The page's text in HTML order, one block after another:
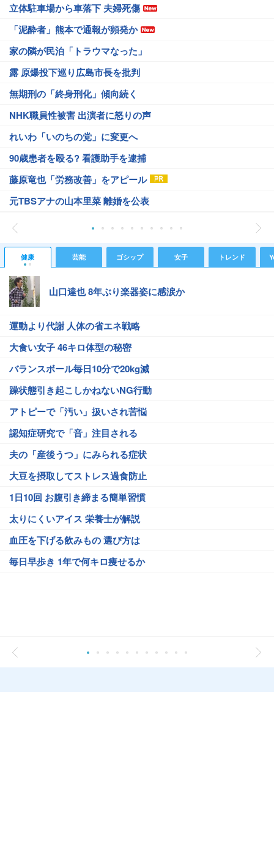
立体駐車場から車落下 夫婦死傷
「泥酔者」熊本で通報が頻発か
家の隣が民泊「トラウマなった」
露 原爆投下巡り広島市長を批判
無期刑の「終身刑化」傾向続く
NHK職員性被害 出演者に怒りの声
れいわ「いのちの党」に変更へ
90歳患者を殴る? 看護助手を逮捕
藤原竜也「労務改善」をアピール
元TBSアナの山本里菜 離婚を公表
健康 芸能 ゴシップ 女子 トレンド
山口達也 8年ぶり楽器姿に感涙か
運動より代謝 人体の省エネ戦略
大食い女子 46キロ体型の秘密
バランスボール毎日10分で20kg減
躁状態引き起こしかねないNG行動
アトピーで「汚い」扱いされ苦悩
認知症研究で「音」注目される
夫の「産後うつ」にみられる症状
大豆を摂取してストレス過食防止
1日10回 お腹引き締まる簡単習慣
太りにくいアイス 栄養士が解説
血圧を下げる飲みもの 選び方は
毎日早歩き 1年で何キロ痩せるか